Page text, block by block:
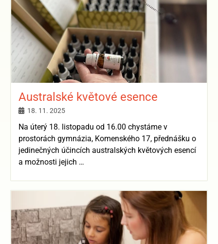
Australské květové esence
18. 11. 2025
Na úterý 18. listopadu od 16.00 chystáme v
prostorách gymnázia, Komenského 17, přednášku o
jedinečných účincích australských květových esencí
a možnosti jejich …